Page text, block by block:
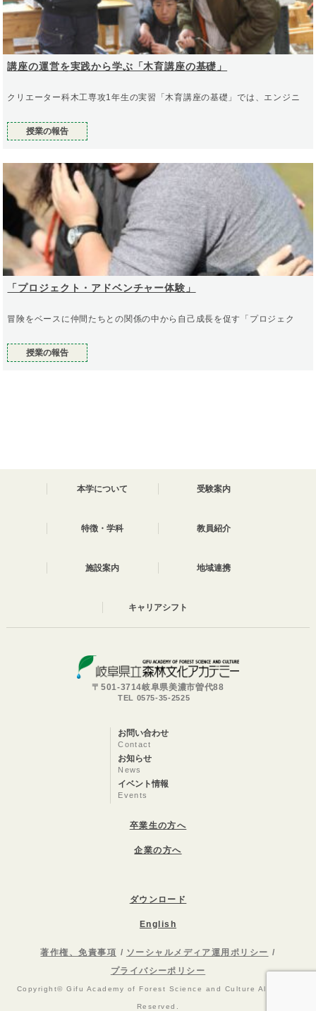
講座の運営を実践から学ぶ「木育講座の基礎」
クリエーター科木工専攻1年生の実習「木育講座の基礎」では、エンジニ
授業の報告
「プロジェクト・アドベンチャー体験」
冒険をベースに仲間たちとの関係の中から自己成長を促す「プロジェク
授業の報告
本学について 受験案内
特徴・学科 教員紹介
施設案内 地域連携
キャリアシフト
〒501-3714岐阜県美濃市曽代88
TEL 0575-35-2525
お問い合わせ
Contact
お知らせ
News
イベント情報
Events
卒業生の方へ
企業の方へ
ダウンロード
English
著作権、免責事項
ソーシャルメディア運用ポリシー
プライバシーポリシー
Copyright© Gifu Academy of Forest Science and Culture All Rights
Reserved.